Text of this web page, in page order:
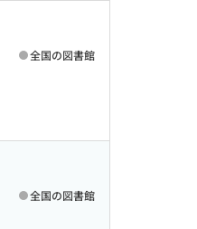
全国の図書館
全国の図書館